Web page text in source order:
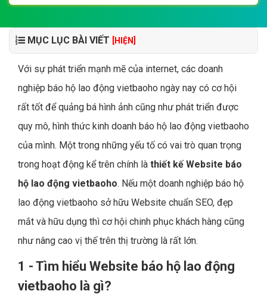
MỤC LỤC BÀI VIẾT [HIỆN]
Với sự phát triển mạnh mẽ của internet, các doanh
nghiệp báo hộ lao động vietbaoho ngày nay có cơ hội
rất tốt để quảng bá hình ảnh cũng như phát triển được
quy mô, hình thức kinh doanh báo hộ lao động vietbaoho
của mình. Một trong những yếu tố có vai trò quan trọng
trong hoạt động kể trên chính là thiết kế Website báo
hộ lao động vietbaoho. Nếu một doanh nghiệp báo hộ
lao động vietbaoho sở hữu Website chuẩn SEO, đẹp
mắt và hữu dụng thì cơ hội chinh phục khách hàng cũng
như nâng cao vị thế trên thị trường là rất lớn.
1 - Tìm hiểu Website báo hộ lao động
vietbaoho là gì?